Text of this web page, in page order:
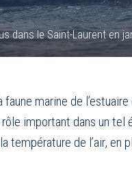
dans le Saint-Laurent en
marine de
important dans un
de l’air, en